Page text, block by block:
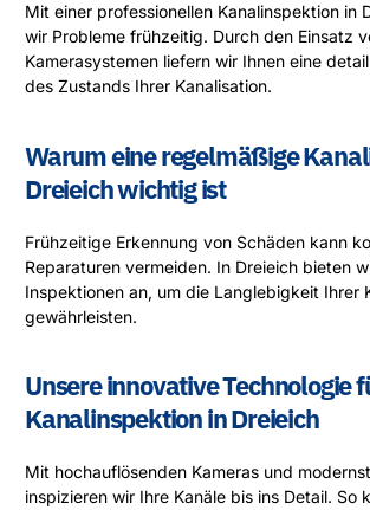
Mit einer professionellen Kanalinspektion in
wir Probleme frühzeitig. Durch den Einsatz
Kamerasystemen liefern wir Ihnen eine
des Zustands Ihrer Kanalisation.
Warum eine regelmäßige
Dreieich wichtig ist
Frühzeitige Erkennung von Schäden kann
Reparaturen vermeiden. In Dreieich bieten
Inspektionen an, um die Langlebigkeit Ihrer
gewährleisten.
Unsere innovative Technologie
Kanalinspektion in Dreieich
Mit hochauflösenden Kameras und
inspizieren wir Ihre Kanäle bis ins Detail. So